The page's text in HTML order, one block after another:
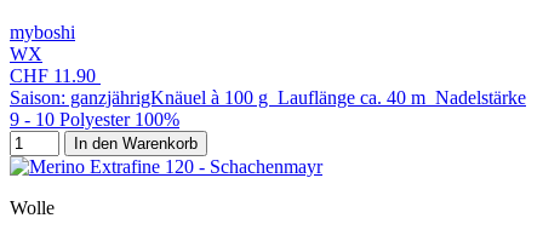
myboshi
WX
CHF 11.90
Saison: ganzjährigKnäuel à 100 g Lauflänge ca. 40 m Nadelstärke
9 - 10 Polyester 100%
In den Warenkorb
Wolle